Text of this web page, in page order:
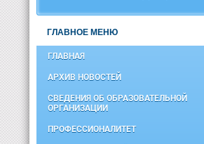
ГЛАВНОЕ МЕНЮ
ГЛАВНАЯ
АРХИВ НОВОСТЕЙ
СВЕДЕНИЯ ОБ ОБРАЗОВАТЕЛЬНОЙ
ОРГАНИЗАЦИИ
ПРОФЕССИОНАЛИТЕТ